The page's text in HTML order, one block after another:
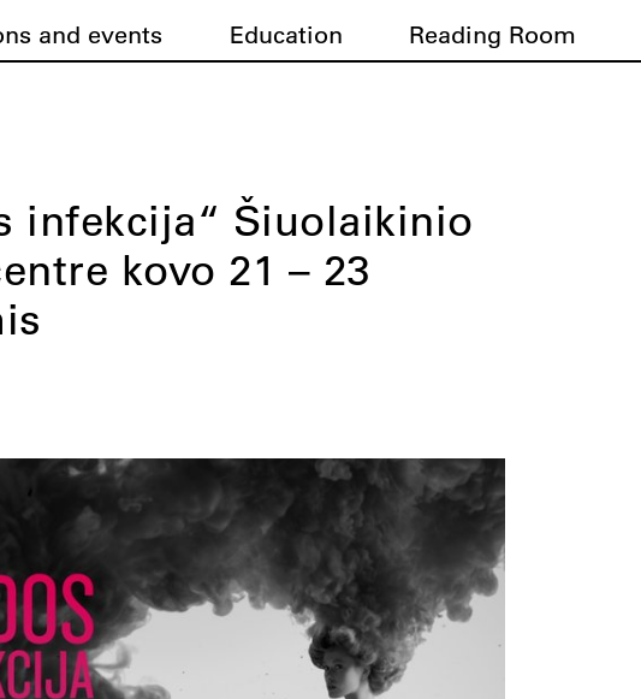
and events Education Reading Room
infekcija“ Šiuolaikinio
kovo 21 – 23